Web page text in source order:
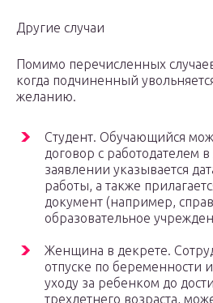
Другие случаи
Помимо перечисленных
когда подчиненный
желанию.
Студент. Обучающийся
договор с работодателем
заявлении указывается
работы, а также
документ (например,
образовательное
Женщина в декрете.
отпуске по беременности
уходу за ребенком до
трехлетнего возраста,